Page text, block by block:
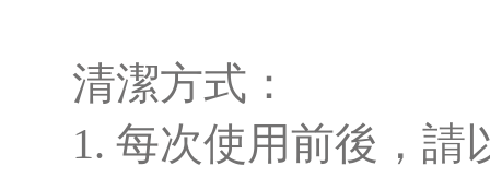
清潔方式：
1. 每次使用前後，請